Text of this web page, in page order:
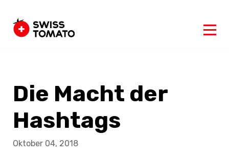
Die Macht der
Hashtags
Oktober 04, 2018